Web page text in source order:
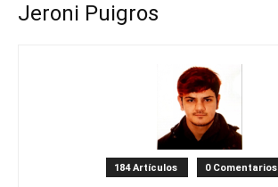
Jeroni Puigros
184 Artículos 0 Comentarios